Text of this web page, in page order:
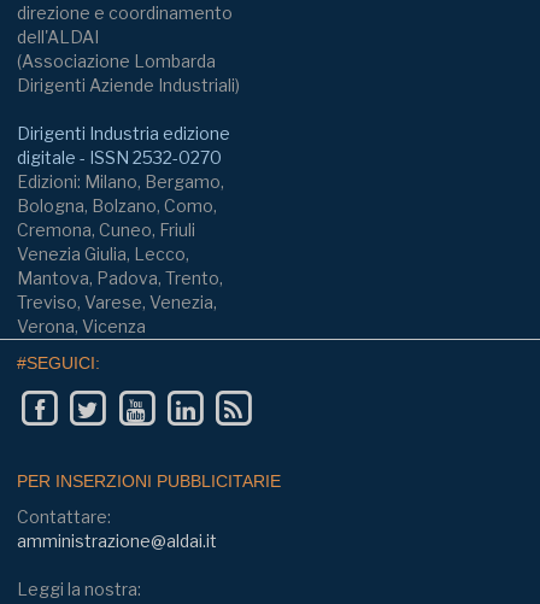
direzione e coordinamento
dell'ALDAI
(Associazione Lombarda
Dirigenti Aziende Industriali)
Dirigenti Industria edizione
digitale - ISSN 2532-0270
Edizioni: Milano, Bergamo,
Bologna, Bolzano, Como,
Cremona, Cuneo, Friuli
Venezia Giulia, Lecco,
Mantova, Padova, Trento,
Treviso, Varese, Venezia,
Verona, Vicenza
#SEGUICI:
PER INSERZIONI PUBBLICITARIE
Contattare:
amministrazione@aldai.it
Leggi la nostra: